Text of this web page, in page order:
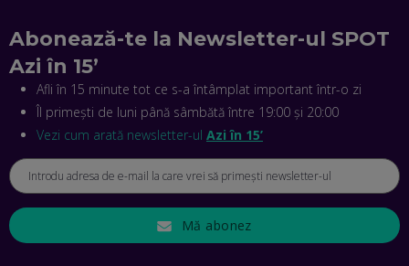
EP. 44
CRISTIAN GROZEA, BEEFAST: PREGĂTIM CEL MAI BUN
DISPECERAT AUTOMAT DE PE PIAȚĂ! CUM POATE
REVOLUȚIONA LIVRĂRILE RAPIDE, DIN ROMÂNIA PÂNĂ ÎN
ASIA
EP. 43
ANDREI NICOARĂ, EXPERT ÎN E-GUVERNARE: N-O SĂ NE
MAI MEARGĂ PREA MULT CU MANȚOGĂRII! DACĂ NU NE
Abonează-te la Newsletter-ul SPOT
Azi în 15’
Afli în 15 minute tot ce s-a întâmplat important într-o zi
Îl primești de luni până sâmbătă între 19:00 și 20:00
Vezi cum arată newsletter-ul Azi în 15’
Mă abonez